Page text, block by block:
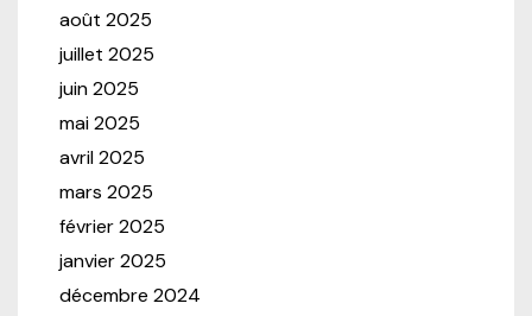
août 2025
juillet 2025
juin 2025
mai 2025
avril 2025
mars 2025
février 2025
janvier 2025
décembre 2024